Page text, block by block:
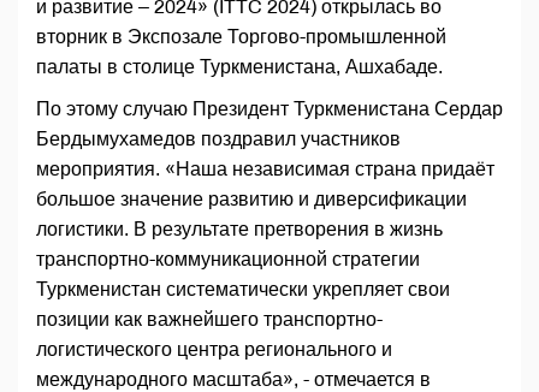
и развитие – 2024» (ITTC 2024) открылась во
вторник в Экспозале Торгово-промышленной
палаты в столице Туркменистана, Ашхабаде.
По этому случаю Президент Туркменистана Сердар
Бердымухамедов поздравил участников
мероприятия. «Наша независимая страна придаёт
большое значение развитию и диверсификации
логистики. В результате претворения в жизнь
транспортно-коммуникационной стратегии
Туркменистан систематически укрепляет свои
позиции как важнейшего транспортно-
логистического центра регионального и
международного масштаба», - отмечается в